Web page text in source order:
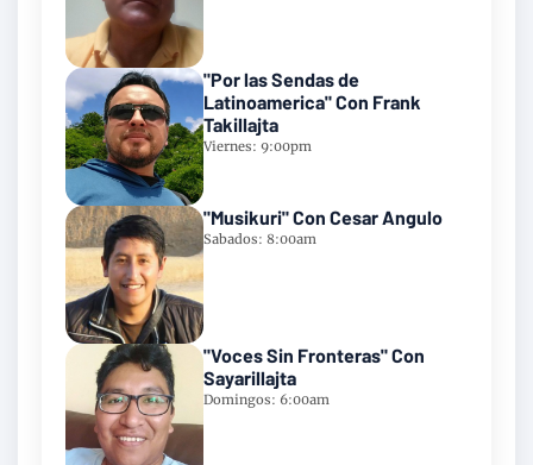
"Por las Sendas de
Latinoamerica" Con Frank
Takillajta
Viernes: 9:00pm
"Musikuri" Con Cesar Angulo
Sabados: 8:00am
"Voces Sin Fronteras" Con
Sayarillajta
Domingos: 6:00am